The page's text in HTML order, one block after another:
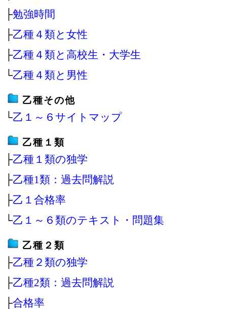
├勉強時間
├乙種４類と女性
├乙種４類と高校生・大学生
└乙種４類と男性
乙種その他
└乙１～６サイトマップ
乙種１類
├乙種１類の独学
├乙種1類：過去問解説
├乙１合格率
└乙１～６類のテキスト・問題集
乙種２類
├乙種２類の独学
├乙種2類：過去問解説
├合格率